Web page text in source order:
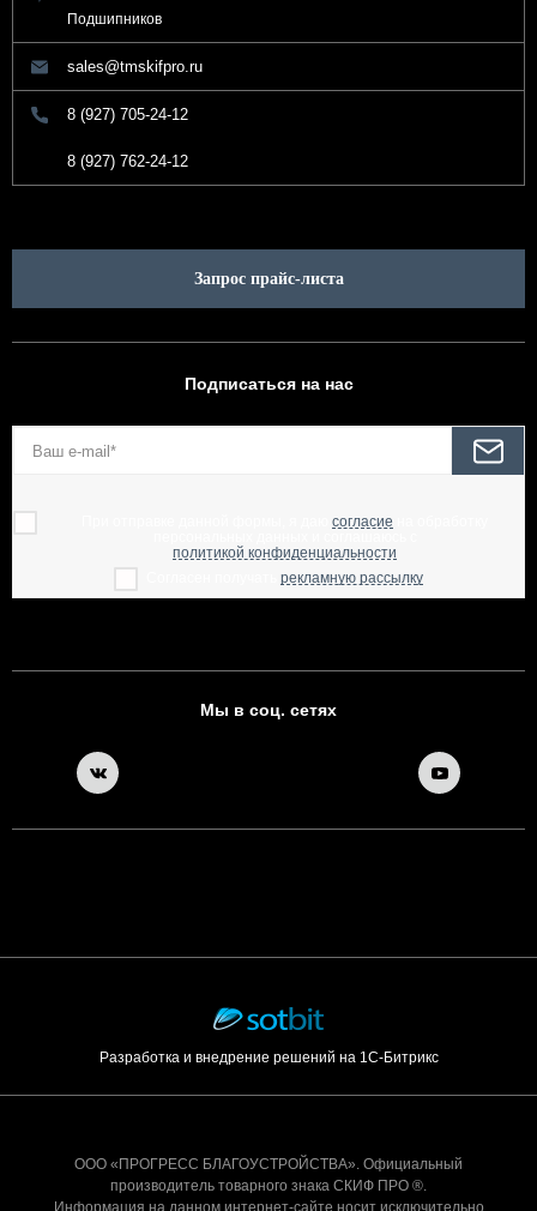
Подшипников
sales@tmskifpro.ru
8 (927) 705-24-12
8 (927) 762-24-12
Запрос прайс-листа
Подписаться на нас
согласие
политикой конфиденциальности
рекламную рассылку
Мы в соц. сетях
Разработка и внедрение решений на 1С-Битрикс
ООО «ПРОГРЕСС БЛАГОУСТРОЙСТВА». Официальный
производитель товарного знака СКИФ ПРО ®.